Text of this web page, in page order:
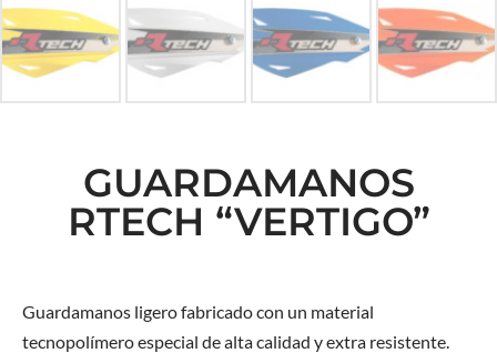
GUARDAMANOS
RTECH “VERTIGO”
Guardamanos ligero fabricado con un material
tecnopolímero especial de alta calidad y extra resistente.